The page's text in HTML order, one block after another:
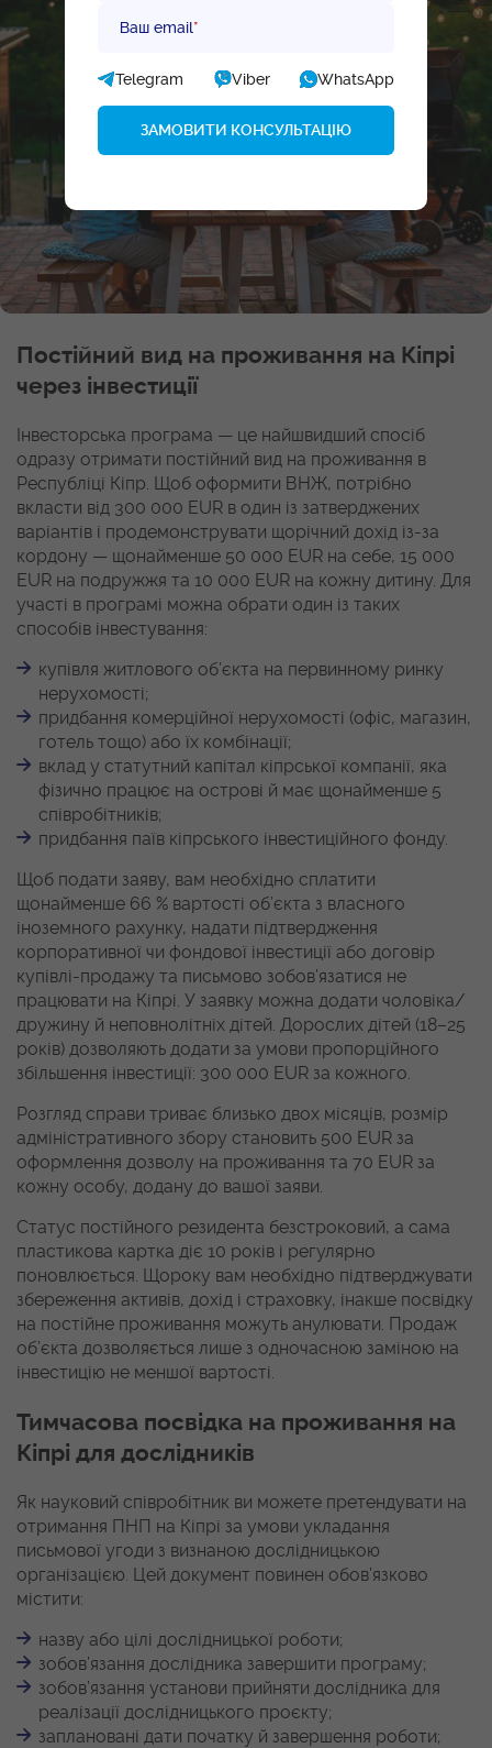
Постійний вид на проживання на Кіпрі
через інвестиції
Інвесторська програма — це найшвидший спосіб
одразу отримати постійний вид на проживання в
Республіці Кіпр. Щоб оформити ВНЖ, потрібно
вкласти від 300 000 EUR в один із затверджених
варіантів і продемонструвати щорічний дохід із-за
кордону — щонайменше 50 000 EUR на себе, 15 000
EUR на подружжя та 10 000 EUR на кожну дитину. Для
участі в програмі можна обрати один із таких
способів інвестування:
купівля житлового об’єкта на первинному ринку
нерухомості;
придбання комерційної нерухомості (офіс, магазин,
готель тощо) або їх комбінації;
вклад у статутний капітал кіпрської компанії, яка
фізично працює на острові й має щонайменше 5
співробітників;
придбання паїв кіпрського інвестиційного фонду.
Щоб подати заяву, вам необхідно сплатити
щонайменше 66 % вартості об’єкта з власного
іноземного рахунку, надати підтвердження
корпоративної чи фондової інвестиції або договір
купівлі-продажу та письмово зобов’язатися не
працювати на Кіпрі. У заявку можна додати чоловіка/
дружину й неповнолітніх дітей. Дорослих дітей (18–25
років) дозволяють додати за умови пропорційного
збільшення інвестиції: 300 000 EUR за кожного.
Розгляд справи триває близько двох місяців, розмір
адміністративного збору становить 500 EUR за
оформлення дозволу на проживання та 70 EUR за
кожну особу, додану до вашої заяви.
Статус постійного резидента безстроковий, а сама
пластикова картка діє 10 років і регулярно
поновлюється. Щороку вам необхідно підтверджувати
збереження активів, дохід і страховку, інакше посвідку
на постійне проживання можуть анулювати. Продаж
об’єкта дозволяється лише з одночасною заміною на
інвестицію не меншої вартості.
Тимчасова посвідка на проживання на
Кіпрі для дослідників
Як науковий співробітник ви можете претендувати на
отримання ПНП на Кіпрі за умови укладання
письмової угоди з визнаною дослідницькою
організацією. Цей документ повинен обов’язково
містити:
назву або цілі дослідницької роботи;
зобов’язання дослідника завершити програму;
зобов’язання установи прийняти дослідника для
реалізації дослідницького проєкту;
заплановані дати початку й завершення роботи;
Ваш email*
Telegram Viber WhatsApp